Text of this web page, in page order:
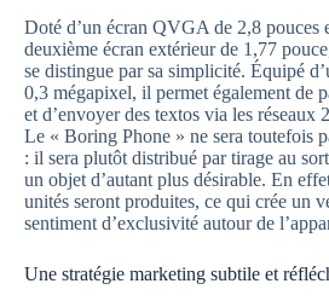
Doté d’un écran QVGA de 2,8 pouces
deuxième écran extérieur de 1,77
se distingue par sa simplicité. Équipé
0,3 mégapixel, il permet également de
et d’envoyer des textos via les réseaux
Le « Boring Phone » ne sera toutefois
: il sera plutôt distribué par tirage au
un objet d’autant plus désirable. En
unités seront produites, ce qui crée un
sentiment d’exclusivité autour de
Une stratégie marketing subtile et